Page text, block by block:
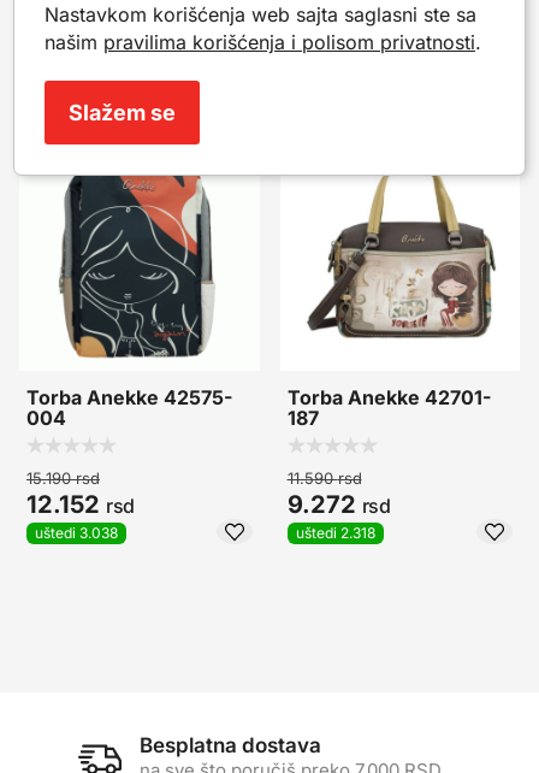
Nešto slično?
posluže kao inspiracija.
Torba Anekke 42575-
004
15.190rsd
12.152 rsd
uštedi 3.038
Torba Anekke 42701-
187
11.590rsd
9.272 rsd
uštedi 2.318
Besplatna dostava
Nastavkom korišćenja web sajta saglasni ste sa
našim pravilima korišćenja i polisom privatnosti.
Slažem se